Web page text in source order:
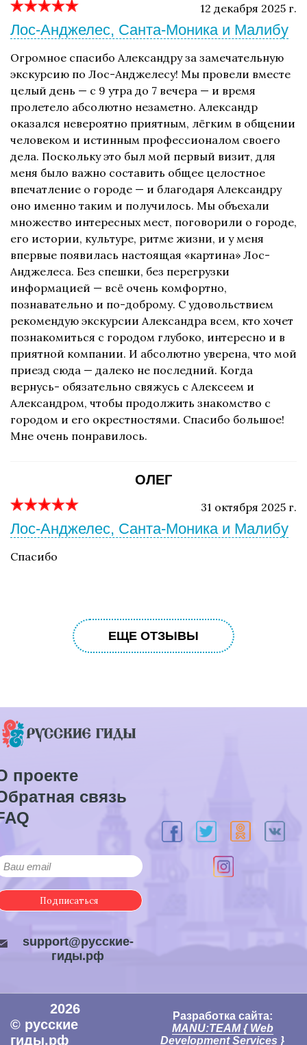
12 декабря 2025 г.
Лос-Анджелес, Санта-Моника и Малибу
Огромное спасибо Александру за замечательную
экскурсию по Лос-Анджелесу! Мы провели вместе
целый день — с 9 утра до 7 вечера — и время
пролетело абсолютно незаметно. Александр
оказался невероятно приятным, лёгким в общении
человеком и истинным профессионалом своего
дела. Поскольку это был мой первый визит, для
меня было важно составить общее целостное
впечатление о городе — и благодаря Александру
оно именно таким и получилось. Мы объехали
множество интересных мест, поговорили о городе,
его истории, культуре, ритме жизни, и у меня
впервые появилась настоящая «картина» Лос-
Анджелеса. Без спешки, без перегрузки
информацией — всё очень комфортно,
познавательно и по-доброму. С удовольствием
рекомендую экскурсии Александра всем, кто хочет
познакомиться с городом глубоко, интересно и в
приятной компании. И абсолютно уверена, что мой
приезд сюда — далеко не последний. Когда
вернусь- обязательно свяжусь с Алексеем и
Александром, чтобы продолжить знакомство с
городом и его окрестностями. Спасибо большое!
Мне очень понравилось.
ОЛЕГ
31 октября 2025 г.
Лос-Анджелес, Санта-Моника и Малибу
Спасибо
ЕЩЕ ОТЗЫВЫ
проекте
связь
Подписаться
support@русские-
гиды.рф
Разработка сайта:
MANU:TEAM { Web
Development Services }
2026
© русские
гиды.рф